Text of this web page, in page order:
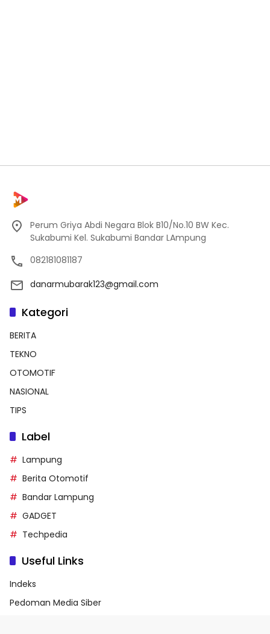
Perum Griya Abdi Negara Blok B10/No.10 BW Kec.
Sukabumi Kel. Sukabumi Bandar LAmpung
082181081187
danarmubarak123@gmail.com
Kategori
BERITA
TEKNO
OTOMOTIF
NASIONAL
TIPS
Label
Lampung
Berita Otomotif
Bandar Lampung
GADGET
Techpedia
Useful Links
Indeks
Pedoman Media Siber